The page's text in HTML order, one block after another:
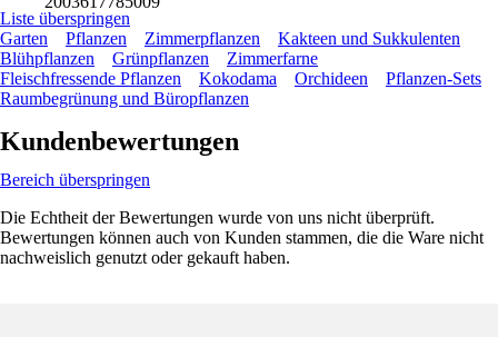
Liste überspringen
Garten
Pflanzen Zimmerpflanzen
Kakteen und Sukkulenten
Blühpflanzen
Grünpflanzen
Zimmerfarne
Fleischfressende Pflanzen
Kokodama Orchideen
Pflanzen-Sets
Raumbegrünung und Büropflanzen
Kundenbewertungen
Bereich überspringen
Die Echtheit der Bewertungen wurde von uns nicht überprüft.
Bewertungen können auch von Kunden stammen, die die Ware nicht
nachweislich genutzt oder gekauft haben.